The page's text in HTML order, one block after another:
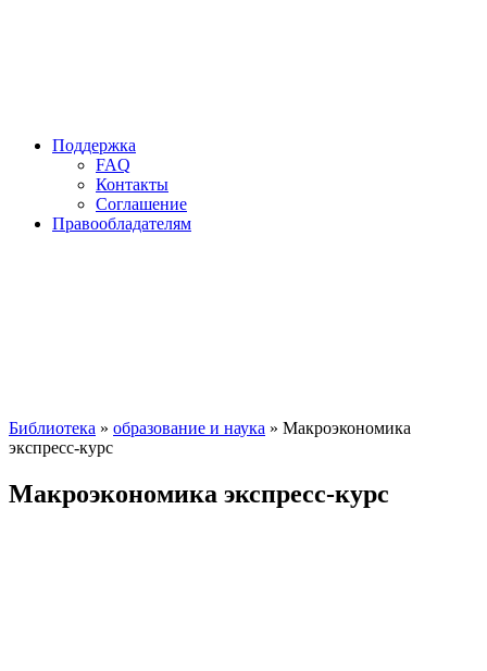
Поддержка
FAQ
Контакты
Соглашение
Правообладателям
Библиотека » образование и наука » Макроэкономика
экспресс-курс
Макроэкономика экспресс-курс